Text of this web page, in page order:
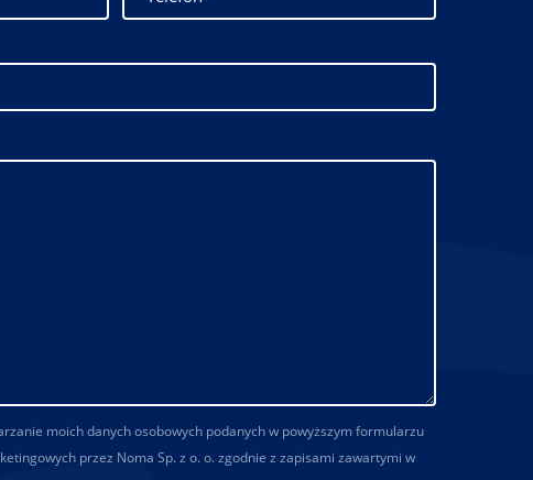
moich danych osobowych podanych w powyższym formularzu
przez Noma Sp. z o. o. zgodnie z zapisami zawartymi w